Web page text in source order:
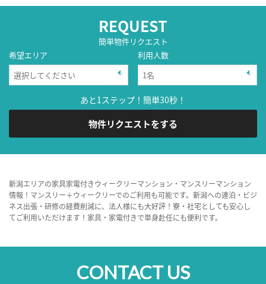
REQUEST
簡単物件リクエスト
希望エリア
利用人数
あと1ステップ！簡単30秒！
物件リクエストをする
新潟エリアの家具家電付きウィークリーマンション・マンスリーマンション
情報！マンスリー＋ウィークリーでのご利用も可能です。新潟への連泊・ビジ
ネス出張・研修の経費削減に、法人様にも大好評！寮・社宅としても安心し
てご利用いただけます！家具・家電付きで単身赴任にも便利です。
CONTACT US